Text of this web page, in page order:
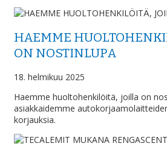
HAEMME
ON NOSTINLUPA
18. helmikuu 2025
Haemme huoltohenkilöitä, joilla on
asiakkaidemme
korjauksia.